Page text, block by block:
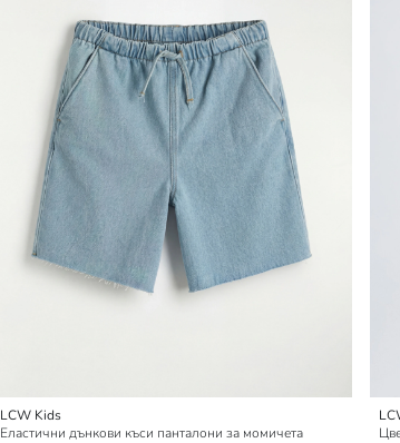
LCW Kids
Еластични дънкови къси панталони за момичета